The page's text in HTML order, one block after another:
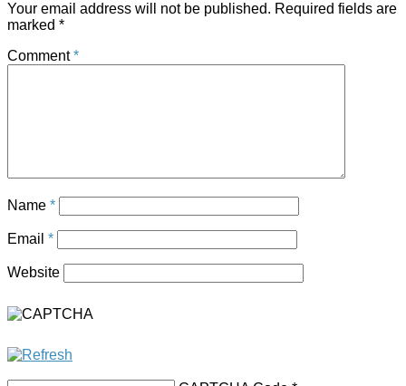
Your email address will not be published. Required fields are
marked *
Comment*
Name *
Email *
Website